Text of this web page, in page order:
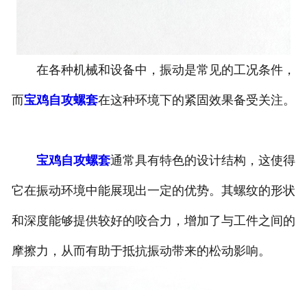
在各种机械和设备中，振动是常见的工况条件，
而宝鸡自攻螺套在这种环境下的紧固效果备受关注。
宝鸡自攻螺套通常具有特色的设计结构，这使得
它在振动环境中能展现出一定的优势。其螺纹的形状
和深度能够提供较好的咬合力，增加了与工件之间的
摩擦力，从而有助于抵抗振动带来的松动影响。